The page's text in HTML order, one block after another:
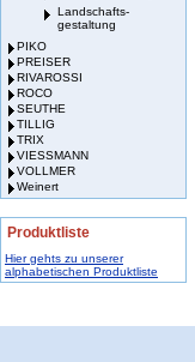
Landschafts-
gestaltung
PIKO
PREISER
RIVAROSSI
ROCO
SEUTHE
TILLIG
TRIX
VIESSMANN
VOLLMER
Weinert
Produktliste
Hier gehts zu unserer
alphabetischen Produktliste